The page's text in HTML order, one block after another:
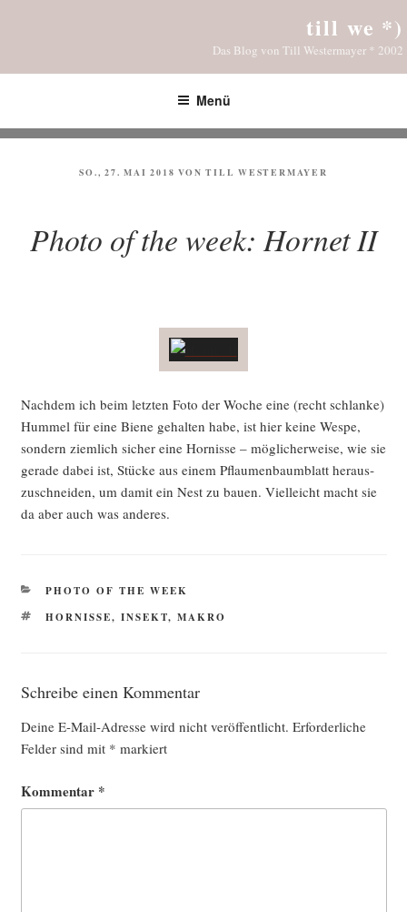
till we *)
Das Blog von Till Westermayer * 2002
Menü
VERÖFFENTLICHT
SO., 27. MAI 2018 VONTILL WESTERMAYER
Photo of the week: Hornet II
Nach­dem ich beim letz­ten Foto der Woche eine (recht schlan­ke)
Hum­mel für eine Bie­ne gehal­ten habe, ist hier kei­ne Wes­pe,
son­dern ziem­lich sicher eine Hor­nis­se – mög­li­cher­wei­se, wie sie
gera­de dabei ist, Stü­cke aus einem Pflau­men­baum­blatt her­aus­
zu­schnei­den, um damit ein Nest zu bau­en. Viel­leicht macht sie
da aber auch was anderes.
KATEGORIEN
PHOTO OF THE WEEK
SCHLAGWÖRTER
HORNISSE, INSEKT, MAKRO
Schreibe einen Kommentar
Deine E-Mail-Adresse wird nicht veröffentlicht. Erforderliche
Felder sind mit * markiert
Kommentar *